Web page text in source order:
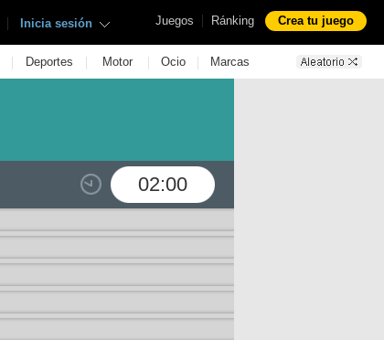
Juegos | Ránking Crea tu juego
| Inicia sesión
| Deportes | Motor | Ocio | Marcas
02:00